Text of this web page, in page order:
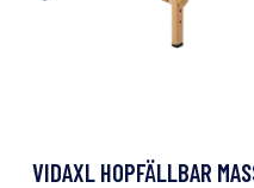
VIDAXL HOPFÄLLBAR